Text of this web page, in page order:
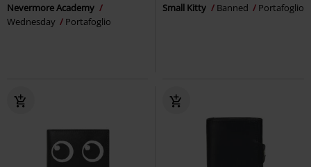
Nevermore Academy
Wednesday
Portafoglio
Small Kitty Banned Portafoglio